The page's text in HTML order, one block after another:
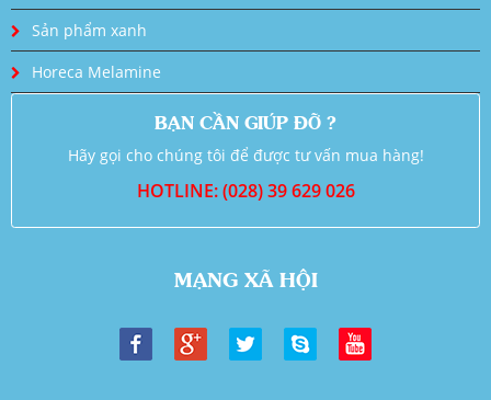
Sản phẩm xanh
Horeca Melamine
BẠN CẦN GIÚP ĐỠ ?
Hãy gọi cho chúng tôi để được tư vấn mua hàng!
HOTLINE: (028) 39 629 026
MẠNG XÃ HỘI